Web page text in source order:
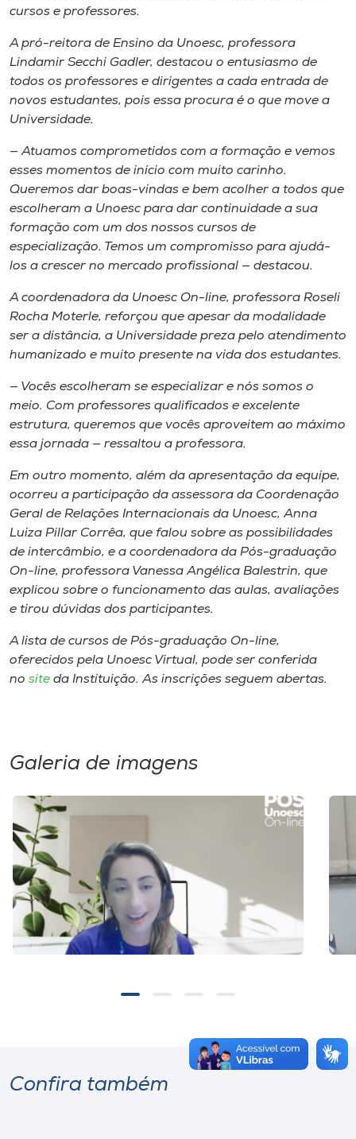
Museu
Unoesc
Store
Selecione
o idioma
A+
A-
cursos e professores.
A pró-reitora de Ensino da Unoesc, professora
Lindamir Secchi Gadler, destacou o entusiasmo de
todos os professores e dirigentes a cada entrada de
novos estudantes, pois essa procura é o que move a
Universidade.
— Atuamos comprometidos com a formação e vemos
esses momentos de início com muito carinho.
Queremos dar boas-vindas e bem acolher a todos que
escolheram a Unoesc para dar continuidade a sua
formação com um dos nossos cursos de
especialização. Temos um compromisso para ajudá-
los a crescer no mercado profissional — destacou.
A coordenadora da Unoesc On-line, professora Roseli
Rocha Moterle, reforçou que apesar da modalidade
ser a distância, a Universidade preza pelo atendimento
humanizado e muito presente na vida dos estudantes.
— Vocês escolheram se especializar e nós somos o
meio. Com professores qualificados e excelente
estrutura, queremos que vocês aproveitem ao máximo
essa jornada — ressaltou a professora.
Em outro momento, além da apresentação da equipe,
ocorreu a participação da assessora da Coordenação
Geral de Relações Internacionais da Unoesc, Anna
Luiza Pillar Corrêa, que falou sobre as possibilidades
de intercâmbio, e a coordenadora da Pós-graduação
On-line, professora Vanessa Angélica Balestrin, que
explicou sobre o funcionamento das aulas, avaliações
e tirou dúvidas dos participantes.
A lista de cursos de Pós-graduação On-line,
oferecidos pela Unoesc Virtual, pode ser conferida
no site da Instituição. As inscrições seguem abertas.
Galeria de imagens
Confira também